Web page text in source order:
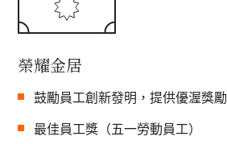
榮耀金居
鼓勵員工創新發明，提供優渥獎
最佳員工獎（五一勞動員工）